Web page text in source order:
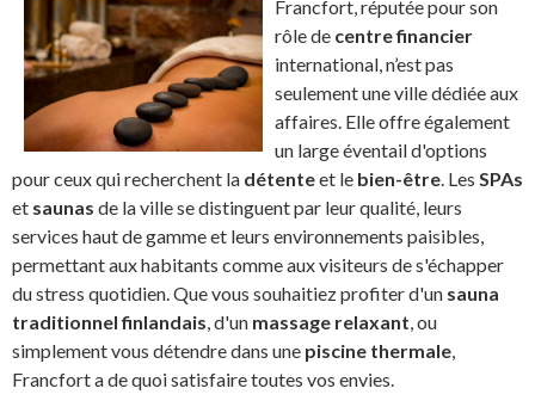
Francfort, réputée pour son
rôle de centre financier
international, n’est pas
seulement une ville dédiée aux
affaires. Elle offre également
un large éventail d'options
pour ceux qui recherchent la détenteet le bien-être. Les SPAs
et saunas de la ville se distinguent par leur qualité, leurs
services haut de gamme et leurs environnements paisibles,
permettant aux habitants comme aux visiteurs de s'échapper
du stress quotidien. Que vous souhaitiez profiter d'un sauna
traditionnel finlandais, d'un massage relaxant, ou
simplement vous détendre dans une piscine thermale,
Francfort a de quoi satisfaire toutes vos envies.